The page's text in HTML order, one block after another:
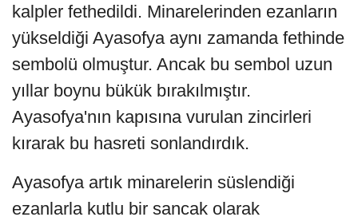
kalpler fethedildi. Minarelerinden ezanların
yükseldiği Ayasofya aynı zamanda fethinde
sembolü olmuştur. Ancak bu sembol uzun
yıllar boynu bükük bırakılmıştır.
Ayasofya'nın kapısına vurulan zincirleri
kırarak bu hasreti sonlandırdık.
Ayasofya artık minarelerin süslendiği
ezanlarla kutlu bir sancak olarak